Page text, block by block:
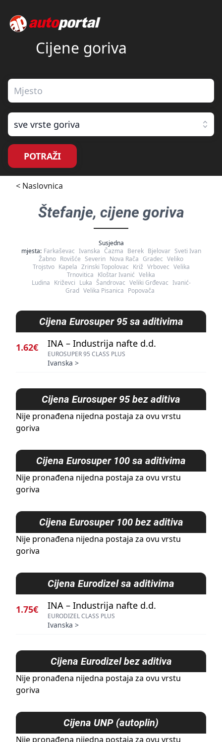
Cijene goriva
sve vrste goriva
POTRAŽI
< Naslovnica
Štefanje, cijene goriva
Susjedna
mjesta: Farkaševac Ivanska Čazma Berek Bjelovar Sveti Ivan
Žabno Rovišće Severin Nova Rača Gradec Veliko
Trojstvo Kapela Zrinski Topolovac Križ Vrbovec Velika
Trnovitica Kloštar Ivanić Velika
Ludina Križevci Luka Šandrovac Veliki Grđevac Ivanić-
Grad Velika Pisanica Popovača
Cijena Eurosuper 95 sa aditivima
1.62€ INA – Industrija nafte d.d.
EUROSUPER 95 CLASS PLUS
Ivanska >
Cijena Eurosuper 95 bez aditiva
Nije pronađena nijedna postaja za ovu vrstu
goriva
Cijena Eurosuper 100 sa aditivima
Nije pronađena nijedna postaja za ovu vrstu
goriva
Cijena Eurosuper 100 bez aditiva
Nije pronađena nijedna postaja za ovu vrstu
goriva
Cijena Eurodizel sa aditivima
1.75€ INA – Industrija nafte d.d.
EURODIZEL CLASS PLUS
Ivanska >
Cijena Eurodizel bez aditiva
Nije pronađena nijedna postaja za ovu vrstu
goriva
Cijena UNP (autoplin)
Nije pronađena nijedna postaja za ovu vrstu